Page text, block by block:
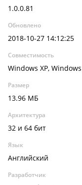
1.0.0.81
Обновлено
2018-10-27 14:12:25
Совместимость
Windows XP,
Размер
13.96 МБ
Архитектура
32 и 64 бит
Язык
Английский
Разработчик